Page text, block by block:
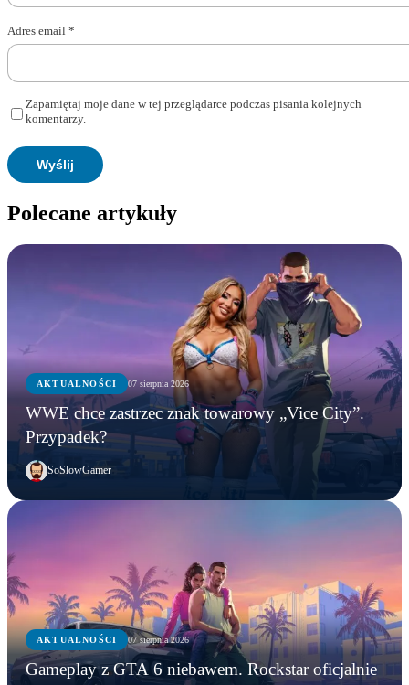
Adres email *
Zapamiętaj moje dane w tej przeglądarce podczas pisania kolejnych
komentarzy.
Polecane artykuły
AKTUALNOŚCI 07 sierpnia 2026
WWE chce zastrzec znak towarowy „Vice City”.
Przypadek?
SoSlowGamer
AKTUALNOŚCI 07 sierpnia 2026
Gameplay z GTA 6 niebawem. Rockstar oficjalnie